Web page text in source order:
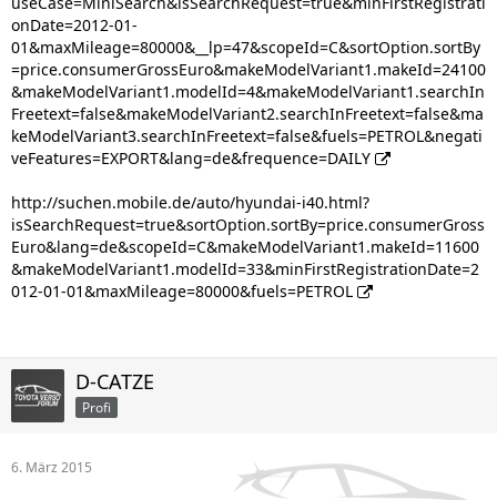
onDate=2012-01-
01&maxMileage=80000&__lp=47&scopeId=C&sortOption.sortBy
=price.consumerGrossEuro&makeModelVariant1.makeId=24100
&makeModelVariant1.modelId=4&makeModelVariant1.searchIn
Freetext=false&makeModelVariant2.searchInFreetext=false&ma
keModelVariant3.searchInFreetext=false&fuels=PETROL&negati
veFeatures=EXPORT&lang=de&frequence=DAILY
http://suchen.mobile.de/auto/hyundai-i40.html?
isSearchRequest=true&sortOption.sortBy=price.consumerGross
Euro&lang=de&scopeId=C&makeModelVariant1.makeId=11600
&makeModelVariant1.modelId=33&minFirstRegistrationDate=2
012-01-01&maxMileage=80000&fuels=PETROL
D-CATZE
Profi
6. März 2015